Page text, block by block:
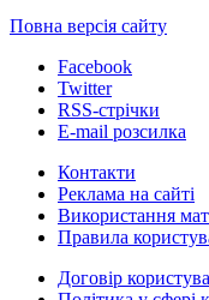
Повна версія сайту
Facebook
Twitter
RSS-стрічки
E-mail розсилка
Контакти
Реклама на сайті
Використання
Правила
Договір